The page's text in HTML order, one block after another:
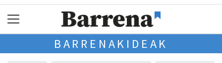
BARRENAKIDEAK